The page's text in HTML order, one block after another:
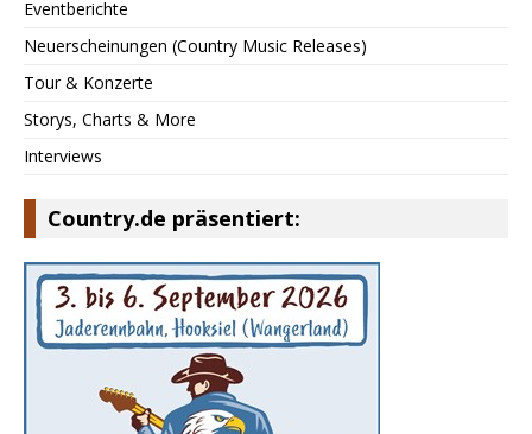
Eventberichte
Neuerscheinungen (Country Music Releases)
Tour & Konzerte
Storys, Charts & More
Interviews
Country.de präsentiert: